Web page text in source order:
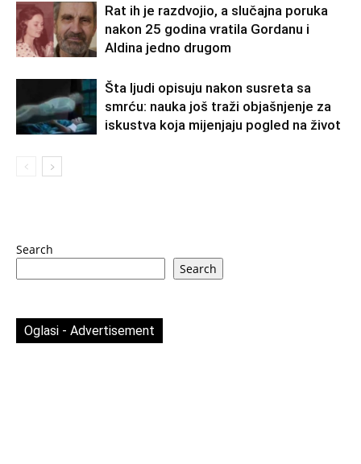
Rat ih je razdvojio, a slučajna poruka
nakon 25 godina vratila Gordanu i
Aldina jedno drugom
Šta ljudi opisuju nakon susreta sa
smrću: nauka još traži objašnjenje za
iskustva koja mijenjaju pogled na život
Search
Search
Oglasi - Advertisement